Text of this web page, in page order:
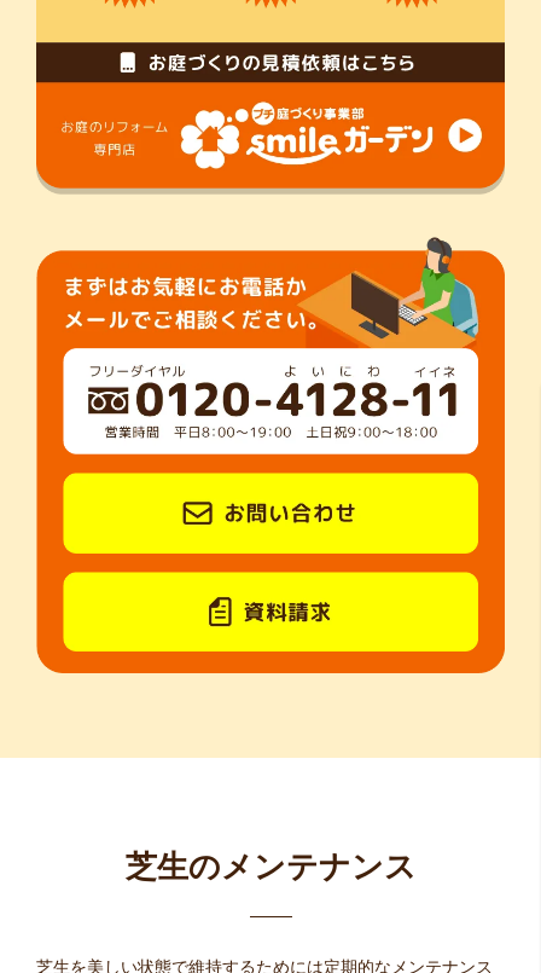
芝生のメンテナンス
芝生を美しい状態で維持するためには定期的なメンテナンス